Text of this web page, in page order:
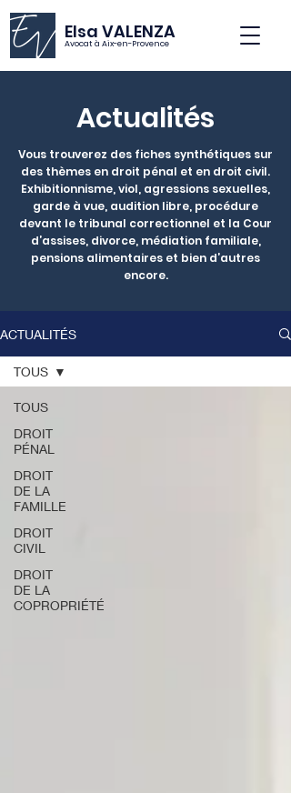
Elsa VALENZA
Avocat à Aix-en-Provence
Actualités
Vous trouverez des fiches synthétiques sur
des thèmes en droit pénal et en droit civil.
Exhibitionnisme, viol, agressions sexuelles,
garde à vue, audition libre, procédure
devant le tribunal correctionnel et la Cour
d’assises, divorce, médiation familiale,
pensions alimentaires et bien d’autres
encore.
ACTUALITÉS
TOUS
DROIT
PÉNAL
DROIT
DE LA
FAMILLE
DROIT
CIVIL
DROIT
DE LA
COPROPRIÉTÉ
TOUS